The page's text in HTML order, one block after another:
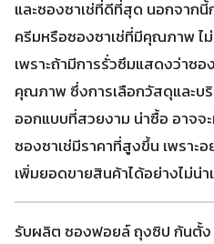
และซองซาเช่ที่ดีที่สุด นอกจากนี้
ครีมหรือซองซาเช่ที่มีคุณภาพ ไ
เพราะถ้ามีการรั่วซึมแสดงว่าซ
คุณภาพ ซึ่งการเลือกวัสดุและบ
ออกแบบที่สวยงาม น่าซื้อ อาจ
ซองซาเช่มีราคาที่สูงขึ้น เพรา
เพิ่มยอดขายสินค้าได้อย่างไม่น่า
รับผลิต ซองฟอยล์ ถุงซิป ก้นตั้ง